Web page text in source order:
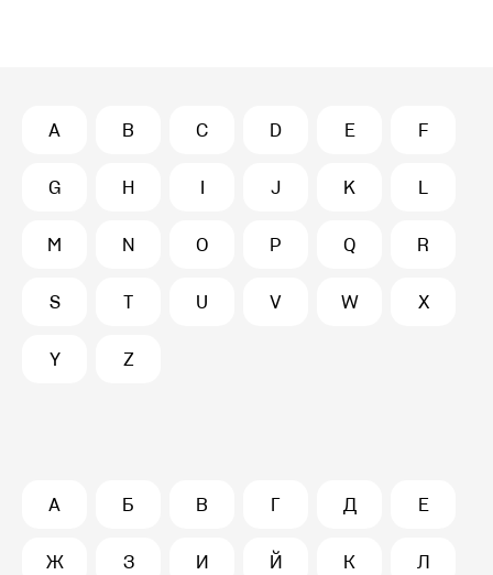
A B C D E F
G H I J K L
M N O P Q R
S T U V W X
Y Z
А Б В Г Д Е
Ж З И Й К Л